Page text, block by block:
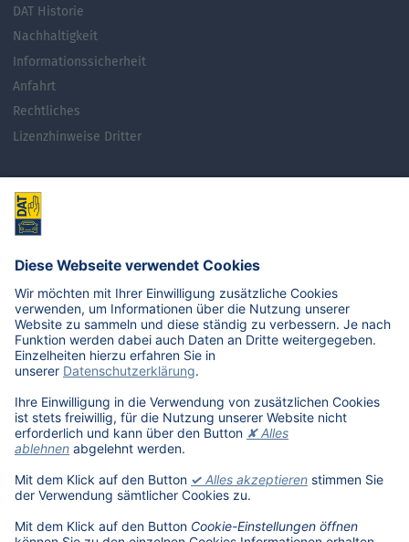
DAT Historie
Nachhaltigkeit
Informationssicherheit
Anfahrt
Rechtliches
Lizenzhinweise Dritter